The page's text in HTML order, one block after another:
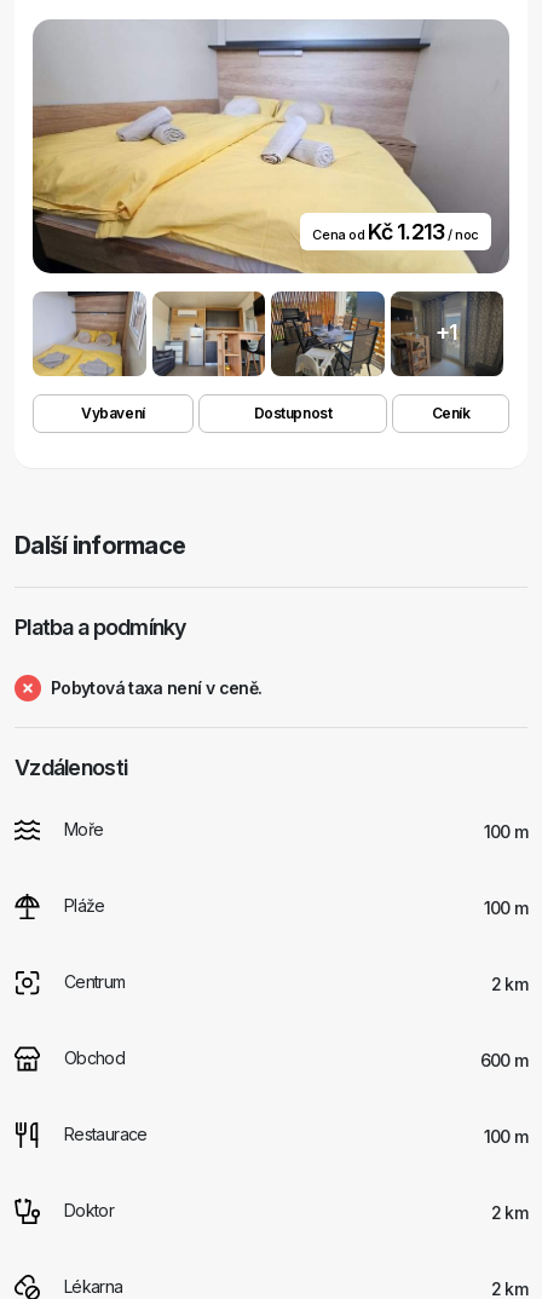
Cena od Kč 1.213/ noc
+1
Vybavení Dostupnost Ceník
Další informace
Platba a podmínky
Pobytová taxa není v ceně.
Vzdálenosti
Moře 100 m
Pláže 100 m
Centrum 2 km
Obchod 600 m
Restaurace 100 m
Doktor 2 km
Lékarna 2 km